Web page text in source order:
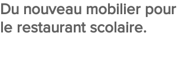
Du nouveau mobilier pour
le restaurant scolaire.